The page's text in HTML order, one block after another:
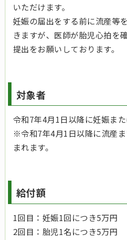
いただけます。
妊娠の届出をする前に流産等
きますが、医師が胎児心拍を
提出をお願いしております。
対象者
令和7年4月1日以降に妊娠ま
※令和7年4月1日以降に流産
まれます。
給付額
1回目：妊娠1回につき5万円
2回目：胎児1名につき5万円